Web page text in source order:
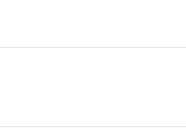
bestelling is gedaan